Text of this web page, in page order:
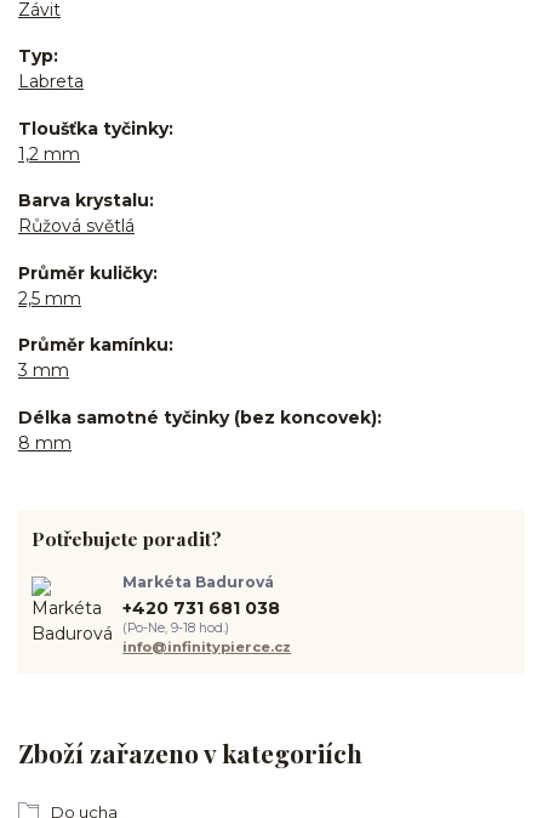
Závit
Typ
Labreta
Tloušťka tyčinky
1,2 mm
Barva krystalu
Růžová světlá
Průměr kuličky
2,5 mm
Průměr kamínku
3 mm
Délka samotné tyčinky (bez koncovek)
8 mm
Zboží zařazeno v kategoriích
Do ucha
Potřebujete poradit?
Markéta Badurová
+420 731 681 038
(Po-Ne, 9-18 hod.)
info@infinitypierce.cz